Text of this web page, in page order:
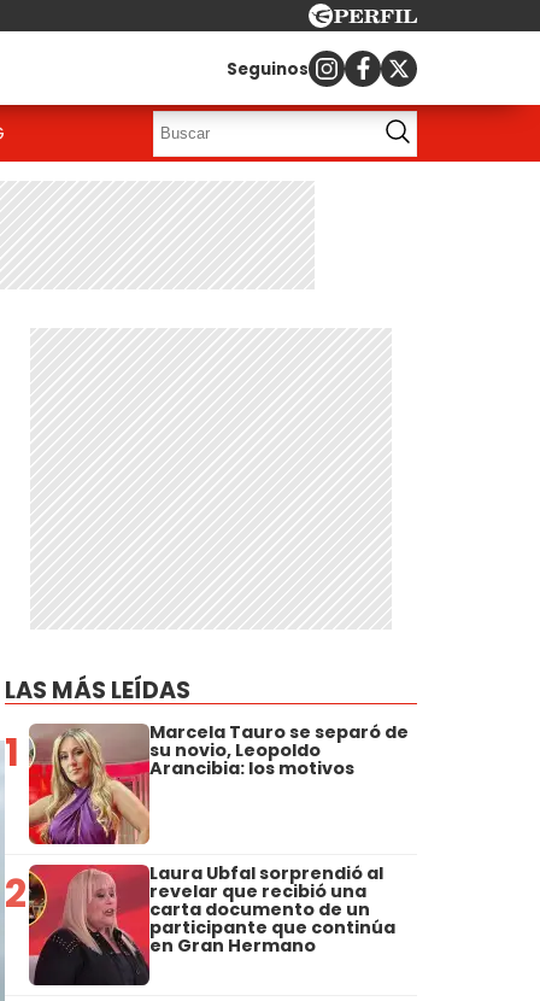
Seguinos
LAS MÁS LEÍDAS
1 Marcela Tauro se separó de
su novio, Leopoldo
Arancibia: los motivos
2 Laura Ubfal sorprendió al
revelar que recibió una
carta documento de un
participante que continúa
en Gran Hermano